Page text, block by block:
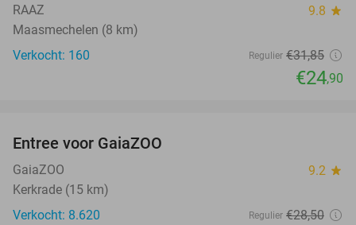
RAAZ 9.8 star
Maasmechelen (8 km)
Verkocht: 160
Regulier €31,85
€24,90
Entree voor GaiaZOO
GaiaZOO 9.2 star
Kerkrade (15 km)
Verkocht: 8.620
Regulier €28,50